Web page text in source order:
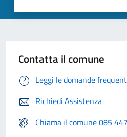
Contatta il comune
Leggi le domande
Richiedi Assistenza
Chiama il comune 085